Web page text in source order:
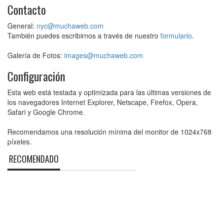
Contacto
General: nyc@muchaweb.com
También puedes escribirnos a través de nuestro formulario.
Galería de Fotos: images@muchaweb.com
Configuración
Esta web está testada y optimizada para las últimas versiones de
los navegadores Internet Explorer, Netscape, Firefox, Opera,
Safari y Google Chrome.
Recomendamos una resolución mínima del monitor de 1024x768
píxeles.
RECOMENDADO